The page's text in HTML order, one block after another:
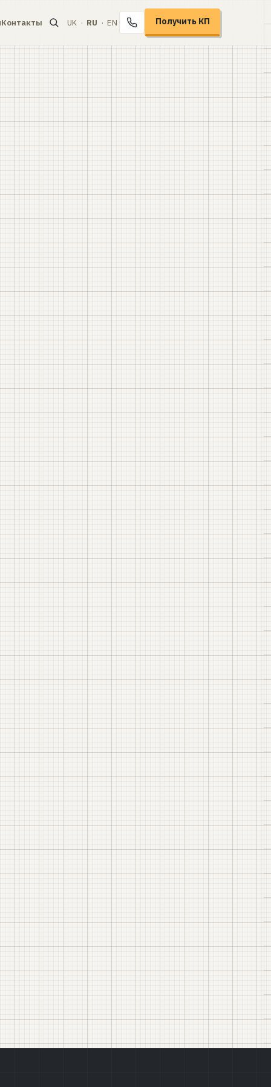
Контакты UK · RU · EN
+38 067 104-94-91
Получить КП